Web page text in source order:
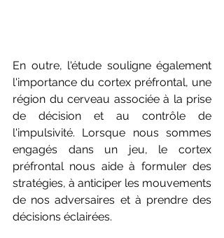
En outre, l'étude souligne également
l'importance du cortex préfrontal, une
région du cerveau associée à la prise
de décision et au contrôle de
l'impulsivité. Lorsque nous sommes
engagés dans un jeu, le cortex
préfrontal nous aide à formuler des
stratégies, à anticiper les mouvements
de nos adversaires et à prendre des
décisions éclairées.